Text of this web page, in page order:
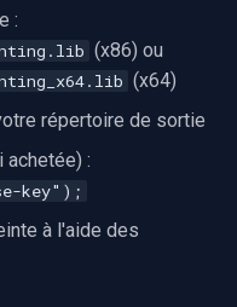
Démultiplexeurs
Compositeur de vidéo en
direct
Honeywell
Swann
GeoVision
Capture vidéo (DV)
Crossbar d'entrée vidéo
Moteur de rendu vidéo
:
(x86) ou
(x64)
répertoire de sortie
:
key");
à l'aide des